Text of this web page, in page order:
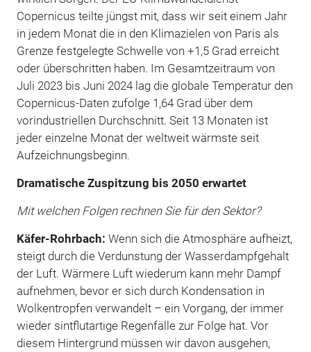
Copernicus teilte jüngst mit, dass wir seit einem Jahr
in jedem Monat die in den Klimazielen von Paris als
Grenze festgelegte Schwelle von +1,5 Grad erreicht
oder überschritten haben. Im Gesamtzeitraum von
Juli 2023 bis Juni 2024 lag die globale Temperatur den
Copernicus-Daten zufolge 1,64 Grad über dem
vorindustriellen Durchschnitt. Seit 13 Monaten ist
jeder einzelne Monat der weltweit wärmste seit
Aufzeichnungsbeginn.
Dramatische Zuspitzung bis 2050 erwartet
Mit welchen Folgen rechnen Sie für den Sektor?
Käfer-Rohrbach: Wenn sich die Atmosphäre aufheizt,
steigt durch die Verdunstung der Wasserdampfgehalt
der Luft. Wärmere Luft wiederum kann mehr Dampf
aufnehmen, bevor er sich durch Kondensation in
Wolkentropfen verwandelt – ein Vorgang, der immer
wieder sintflutartige Regenfälle zur Folge hat. Vor
diesem Hintergrund müssen wir davon ausgehen,